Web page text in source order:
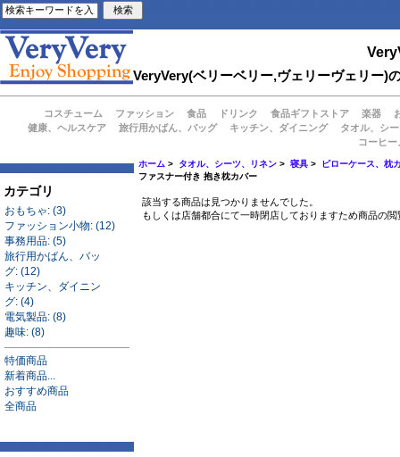
VeryVery(ベリーベリー,ヴェリーヴェリー)
コスチューム ファッション 食品 ドリンク 食品ギフトストア 楽器
健康、ヘルスケア
旅行用かばん、バッグ キッチン、ダイニング
タオル、シ
コーヒ
カテゴリ
おもちゃ: (3)
ファッション小物: (12)
事務用品: (5)
旅行用かばん、バッ
グ: (12)
キッチン、ダイニン
グ: (4)
電気製品: (8)
趣味: (8)
特価商品
新着商品...
おすすめ商品
全商品
ホーム > タオル、シーツ、リネン >寝具 >
ピローケース、枕
ファスナー付き 抱き枕カバー
該当する商品は見つかりませんでした。
もしくは店舗都合にて一時閉店しておりますため商品の